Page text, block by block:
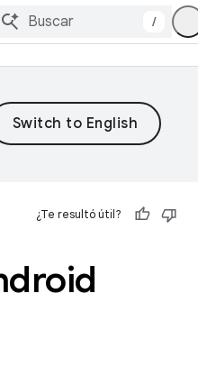
/
¿Te resultó útil?